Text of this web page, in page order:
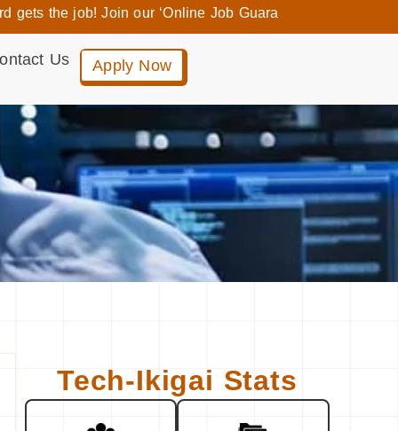
job! Join our ‘Online Job Guaranteed Programs’ and enjoy
Us Apply Now
Tech-Ikigai Stats